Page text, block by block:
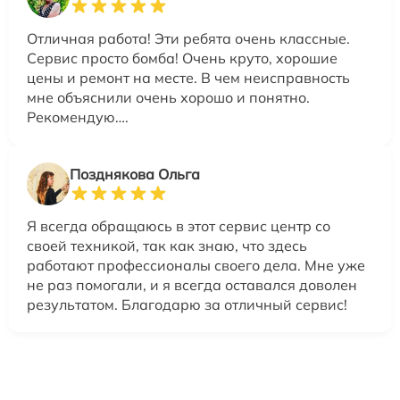
Отличная работа! Эти ребята очень классные.
Сервис просто бомба! Очень круто, хорошие
цены и ремонт на месте. В чем неисправность
мне объяснили очень хорошо и понятно.
Рекомендую….
Позднякова Ольга
Я всегда обращаюсь в этот сервис центр со
своей техникой, так как знаю, что здесь
работают профессионалы своего дела. Мне уже
не раз помогали, и я всегда оставался доволен
результатом. Благодарю за отличный сервис!